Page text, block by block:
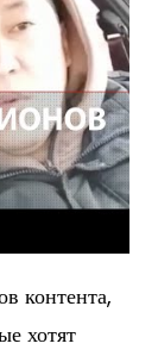
контента,
хотят